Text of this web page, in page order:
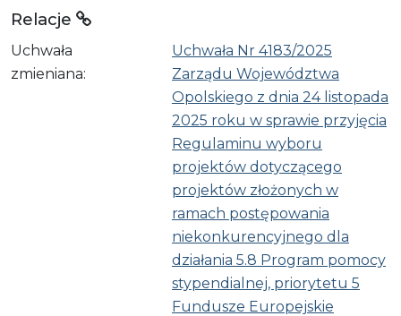
Relacje
Uchwała
zmieniana:
Uchwała Nr 4183/2025
Zarządu Województwa
Opolskiego z dnia 24 listopada
2025 roku w sprawie przyjęcia
Regulaminu wyboru
projektów dotyczącego
projektów złożonych w
ramach postępowania
niekonkurencyjnego dla
działania 5.8 Program pomocy
stypendialnej, priorytetu 5
Fundusze Europejskie